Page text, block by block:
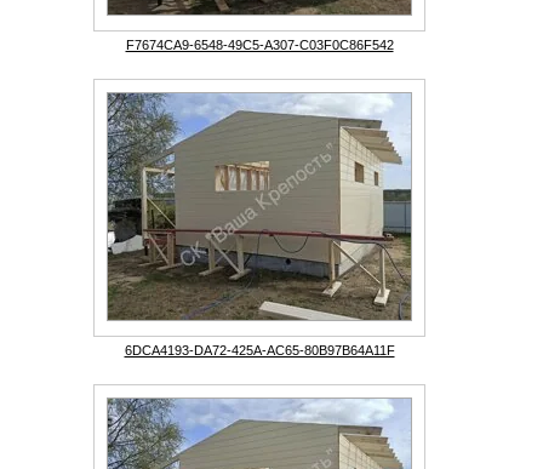
F7674CA9-6548-49C5-A307-C03F0C86F542
6DCA4193-DA72-425A-AC65-80B97B64A11F